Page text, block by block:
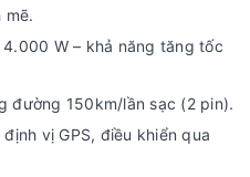
mẽ.
W – khả năng tăng tốc
đường 150km/lần sạc (2 pin).
vị GPS, điều khiển qua